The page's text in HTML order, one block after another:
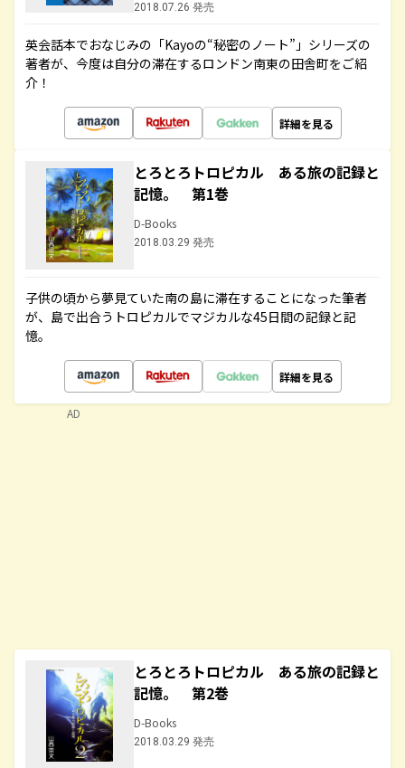
2018.07.26 発売
英会話本でおなじみの「Kayoの“秘密のノート”」シリーズの
著者が、今度は自分の滞在するロンドン南東の田舎町をご紹
介！
詳細を見る
とろとろトロピカル ある旅の記録と
記憶。 第1巻
D-Books
2018.03.29 発売
子供の頃から夢見ていた南の島に滞在することになった筆者
が、島で出合うトロピカルでマジカルな45日間の記録と記
憶。
詳細を見る
とろとろトロピカル ある旅の記録と
記憶。 第2巻
D-Books
2018.03.29 発売
AD